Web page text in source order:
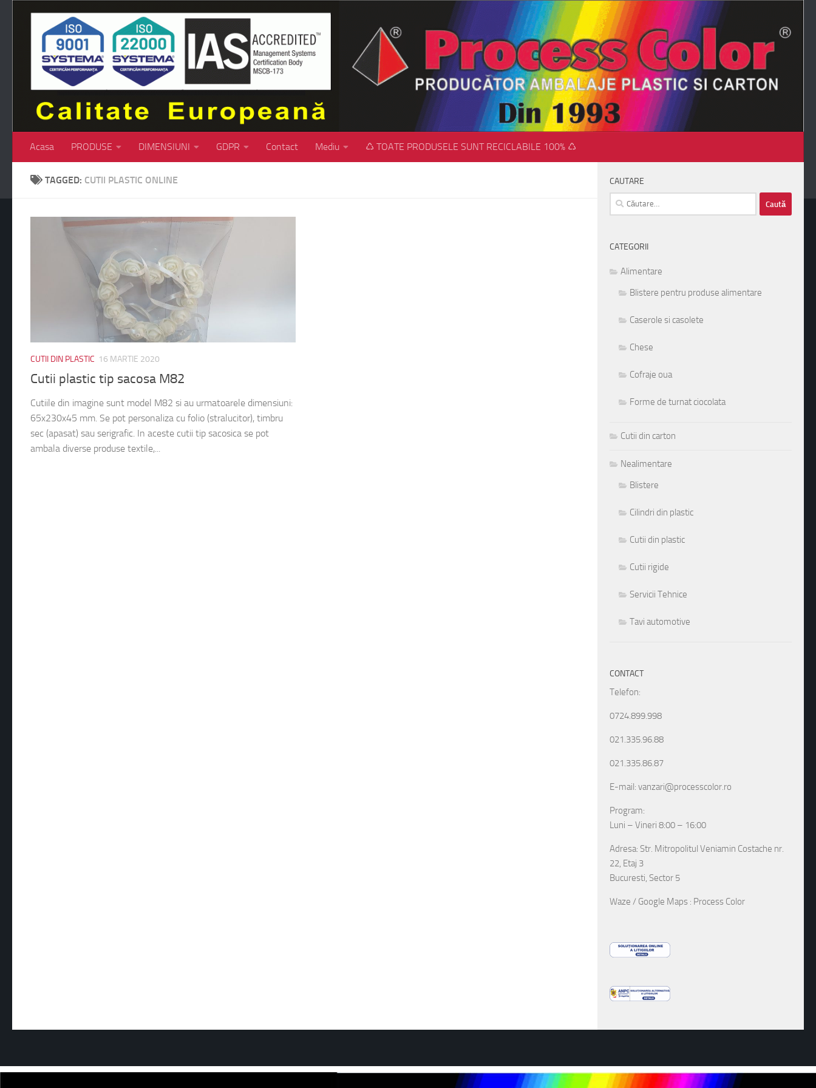
Skip to content
Acasa PRODUSE DIMENSIUNI GDPR Contact Mediu ♺ TOATE PRODUSELE SUNT RECICLABILE 100% ♺
TAGGED: CUTII PLASTIC ONLINE
CUTII DIN PLASTIC 16 MARTIE 2020
Cutii plastic tip sacosa M82
Cutiile din imagine sunt model M82 si au urmatoarele dimensiuni:
65x230x45 mm. Se pot personaliza cu folio (stralucitor), timbru
sec (apasat) sau serigrafic. In aceste cutii tip sacosica se pot
ambala diverse produse textile,...
CAUTARE
Caută
după:
CATEGORII
Alimentare
Blistere pentru produse alimentare
Caserole si casolete
Chese
Cofraje oua
Forme de turnat ciocolata
Cutii din carton
Nealimentare
Blistere
Cilindri din plastic
Cutii din plastic
Cutii rigide
Servicii Tehnice
Tavi automotive
CONTACT
Telefon:
0724.899.998
021.335.96.88
021.335.86.87
E-mail: vanzari@processcolor.ro
Program:
Luni – Vineri 8:00 – 16:00
Adresa: Str. Mitropolitul Veniamin Costache nr.
22, Etaj 3
Bucuresti, Sector 5
Waze / Google Maps : Process Color